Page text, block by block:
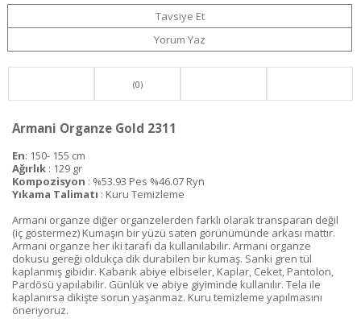
Tavsiye Et
Yorum Yaz
(0)
Armani Organze Gold 2311
En: 150- 155 cm
Ağırlık : 129 gr
Kompozisyon : %53.93 Pes %46.07 Ryn
Yıkama Talimatı : Kuru Temizleme
Armani organze diğer organzelerden farklı olarak transparan değil
(iç göstermez) Kumaşın bir yüzü saten görünümünde arkası mattır.
Armani organze her iki tarafı da kullanılabilir. Armani organze
dokusu gereği oldukça dik durabilen bir kumaş. Sanki gren tül
kaplanmış gibidir. Kabarık abiye elbiseler, Kaplar, Ceket, Pantolon,
Pardösü yapılabilir. Günlük ve abiye giyiminde kullanılır. Tela ile
kaplanırsa dikişte sorun yaşanmaz. Kuru temizleme yapılmasını
öneriyoruz.